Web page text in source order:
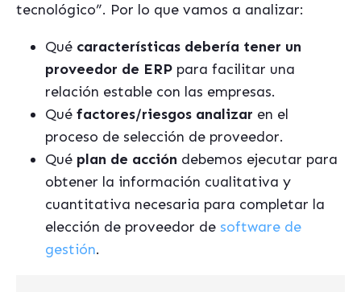
tecnológico”. Por lo que vamos a analizar:
Qué características debería tener un
proveedor de ERP para facilitar una
relación estable con las empresas.
Qué factores/riesgos analizar en el
proceso de selección de proveedor.
Qué plan de acción debemos ejecutar para
obtener la información cualitativa y
cuantitativa necesaria para completar la
elección de proveedor de software de
gestión.